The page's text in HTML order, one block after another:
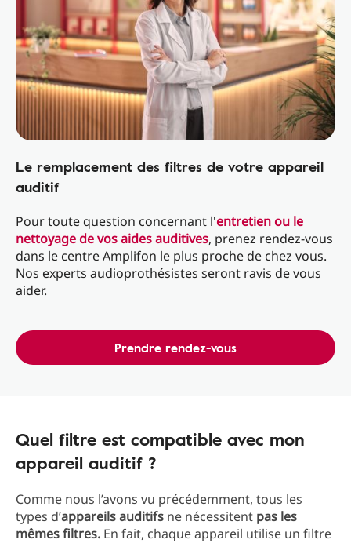
Le remplacement des filtres de votre appareil
auditif
Pour toute question concernant l'entretien ou le
nettoyage de vos aides auditives, prenez rendez-vous
dans le centre Amplifon le plus proche de chez vous.
Nos experts audioprothésistes seront ravis de vous
aider.
Prendre rendez-vous
Quel filtre est compatible avec mon
appareil auditif ?
Comme nous l’avons vu précédemment, tous les
types d’appareils auditifs ne nécessitent pas les
mêmes filtres. En fait, chaque appareil utilise un filtre